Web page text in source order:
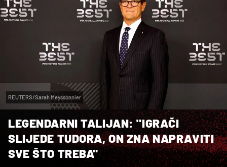
REUTERS/Sarah Meyssonnier
LEGENDARNI TALIJAN: "IGRAČI
SLIJEDE TUDORA, ON ZNA NAPRAVITI
SVE ŠTO TREBA"